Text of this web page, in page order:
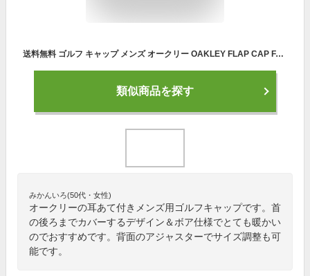
送料無料 ゴルフ キャップ メンズ オークリー OAKLEY FLAP CAP FA 22.0 フラップ 耳あて ボア 帽子 GOLF ゴルフ ウェア コンペ 景品 プレゼント FOS901161 2022秋冬新作 得割10
類似商品を探す
みかんいろ(50代・女性)
オークリーの耳あて付きメンズ用ゴルフキャップです。首
の後ろまでカバーするデザイン＆ボア仕様でとても暖かい
のでおすすめです。背面のアジャスターでサイズ調整も可
能です。